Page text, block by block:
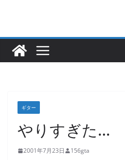
ギター
やりすぎた…
2001年7月23日 156gta